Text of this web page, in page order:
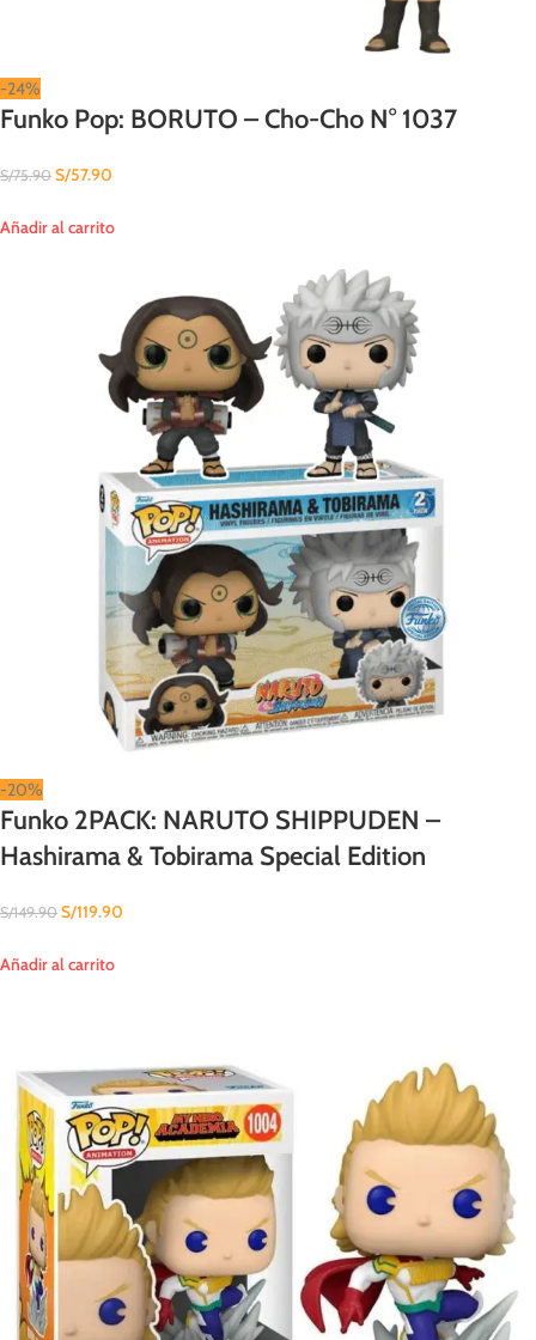
-24%
Funko Pop: BORUTO – Cho-Cho N° 1037
S/75.90 S/57.90
Añadir al carrito
-20%
Funko 2PACK: NARUTO SHIPPUDEN –
Hashirama & Tobirama Special Edition
S/149.90 S/119.90
Añadir al carrito